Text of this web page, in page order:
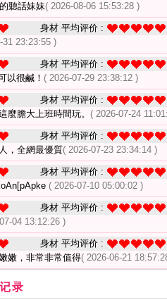
聽話妹妹( 2026-08-06 15:53:28 )
身材 平均评价 :
31 23:23:55 )
身材 平均评价 :
以很鹹！ ( 2026-07-29 23:38:12 )
身材 平均评价 :
麼膽大上班時間玩。 ( 2026-07-24
身材 平均评价 :
，全網最優質( 2026-07-23 23:34:14 )
身材 平均评价 :
( 2026-07-10 05:00:02 )
身材 平均评价 :
04 13:12:26 )
身材 平均评价 :
嫩，非常非常值得( 2026-06-21
录